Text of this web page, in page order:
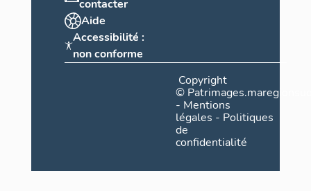
contacter
Aide
Accessibilité :
non conforme
Copyright
©
- Mentions
légales - Politiques
de
confidentialité